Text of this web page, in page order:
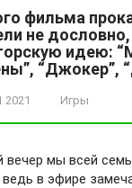
фильма
не
идею:
“Джокер”,
Игры
вечер мы всей
в эфире